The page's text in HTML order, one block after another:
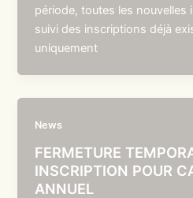
période, toutes les nouvelles
suivi des inscriptions déjà
uniquement
News
FERMETURE
INSCRIPTION POUR
ANNUEL